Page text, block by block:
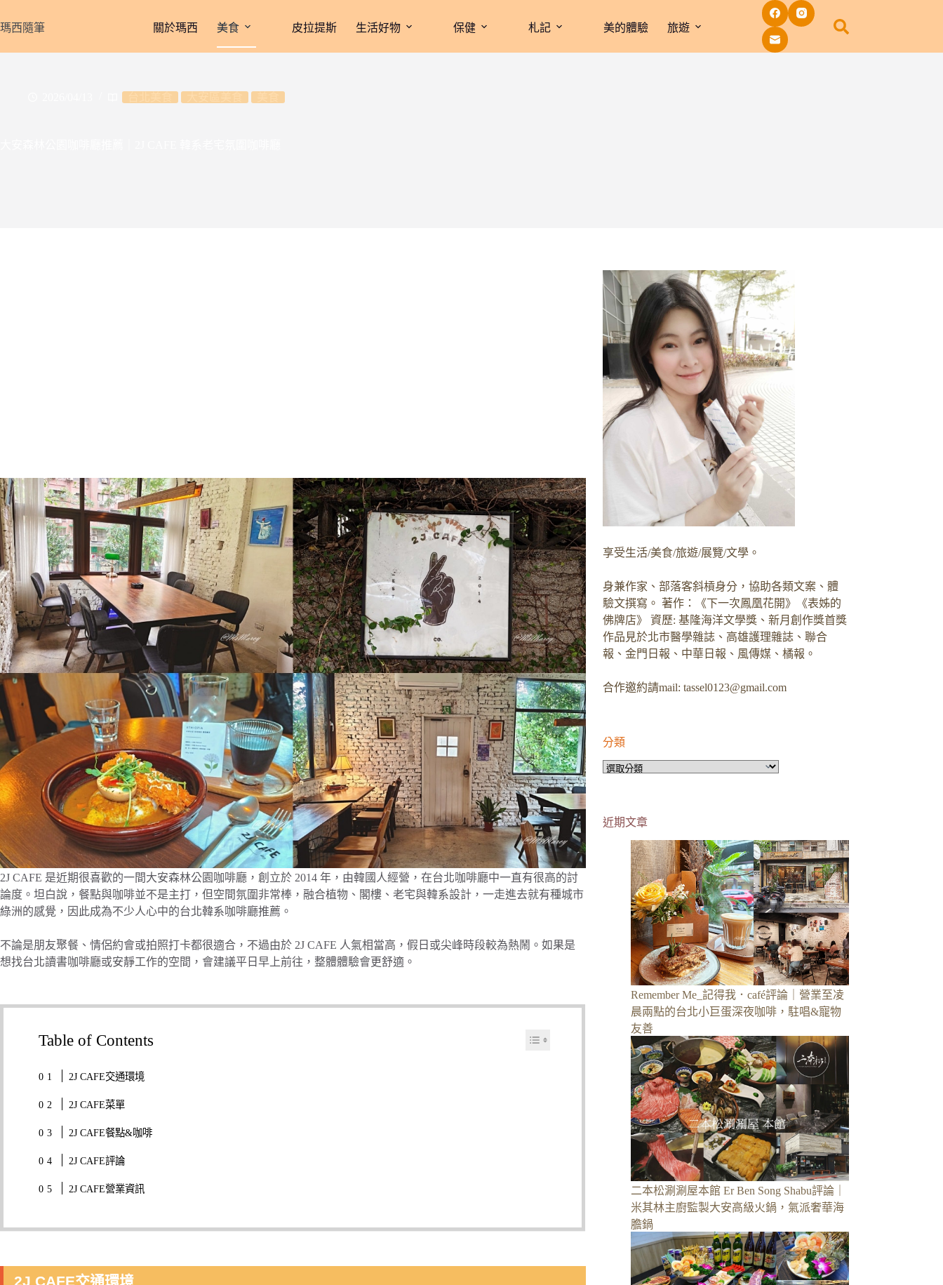
至
瑪西隨筆 關於瑪西 美食 皮拉提斯 生活好物 保健 札記 美的體驗 旅遊
2J CAFE 是近期很喜歡的一間大安森林公園咖啡廳，創立於 2014 年，由韓國人經營，在台北咖啡廳中一直有很高的討
論度。坦白說，餐點與咖啡並不是主打，但空間氛圍非常棒，融合植物、閣樓、老宅與韓系設計，一走進去就有種城市
綠洲的感覺，因此成為不少人心中的台北韓系咖啡廳推薦。
不論是朋友聚餐、情侶約會或拍照打卡都很適合，不過由於 2J CAFE 人氣相當高，假日或尖峰時段較為熱鬧。如果是
想找台北讀書咖啡廳或安靜工作的空間，會建議平日早上前往，整體體驗會更舒適。
Table of Contents
2J CAFE交通環境
2J CAFE菜單
2J CAFE餐點&咖啡
2J CAFE評論
2J CAFE營業資訊
2J CAFE交通環境
享受生活/美食/旅遊/展覽/文學。
身兼作家、部落客斜槓身分，協助各類文案、體
驗文撰寫。 著作：《下一次鳳凰花開》《表姊的
佛牌店》 資歷: 基隆海洋文學獎、新月創作獎首獎
作品見於北市醫學雜誌、高雄護理雜誌、聯合
報、金門日報、中華日報、風傳媒、橘報。
合作邀約請mail: tassel0123@gmail.com
分類
分
近期文章
Remember Me_記得我．café評論｜營業至凌
晨兩點的台北小巨蛋深夜咖啡，駐唱&寵物
友善
二本松涮涮屋本館 Er Ben Song Shabu評論｜
米其林主廚監製大安高級火鍋，氣派奢華海
膽鍋